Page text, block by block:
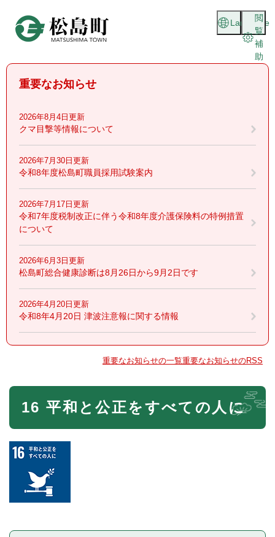
頭
閲
覧
補
助
Language
重要なお知らせ
2026年8月4日更新
クマ目撃等情報について
2026年7月30日更新
令和8年度松島町職員採用試験案内
2026年7月17日更新
令和7年度税制改正に伴う令和8年度介護保険料の特例措置
について
2026年6月3日更新
松島町総合健康診断は8月26日から9月2日です
2026年4月20日更新
令和8年4月20日 津波注意報に関する情報
重要なお知らせの一覧重要なお知らせのRSS
本
16 平和と公正をすべての人に